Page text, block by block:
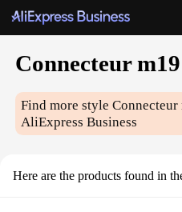
Connecteur m19
Find more styleConnecteur
AliExpress Business
Here are the products found in